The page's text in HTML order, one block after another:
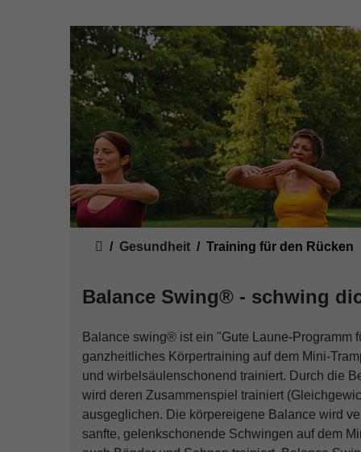
Gesundheit Training für den Rücken
Balance Swing® - schwing
Balance swing® ist ein "Gute Laune-Programm
ganzheitliches Körpertraining auf dem Mini-
und wirbelsäulenschonend trainiert. Durch die
wird deren Zusammenspiel trainiert
ausgeglichen. Die körpereigene Balance wird
sanfte, gelenkschonende Schwingen auf dem